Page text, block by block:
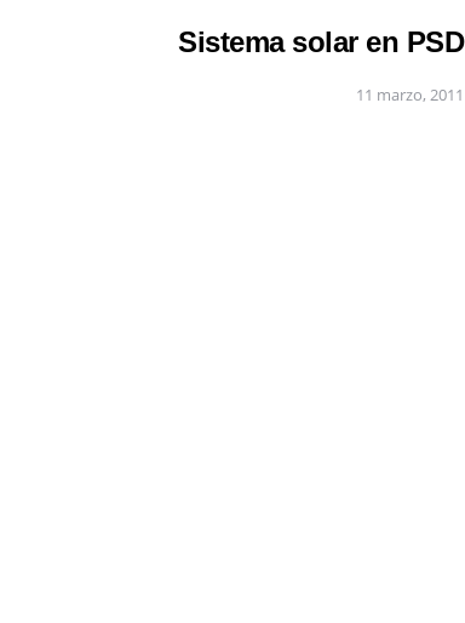
Sistema solar en PSD
11 marzo, 2011